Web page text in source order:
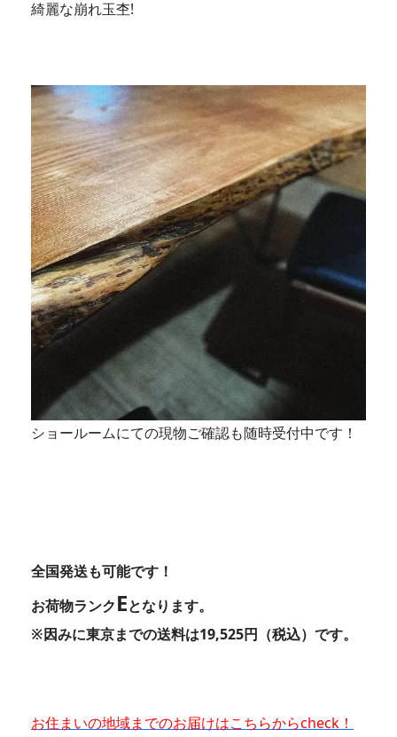
綺麗な崩れ玉杢!
ショールームにての現物ご確認も随時受付中です！
全国発送も可能です！
お荷物ランクEとなります。
※因みに東京までの送料は19,525円（税込）です。
お住まいの地域までのお届けはこちらからcheck！